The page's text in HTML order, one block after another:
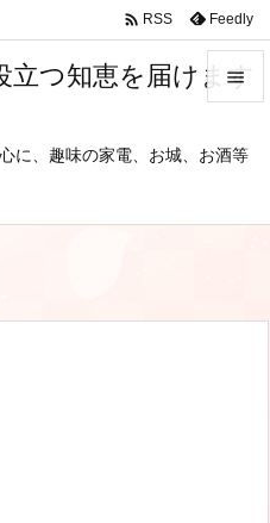
つ知恵を届けます
に、趣味の家電、お城、お酒等

メニュ
 RSS Feedly